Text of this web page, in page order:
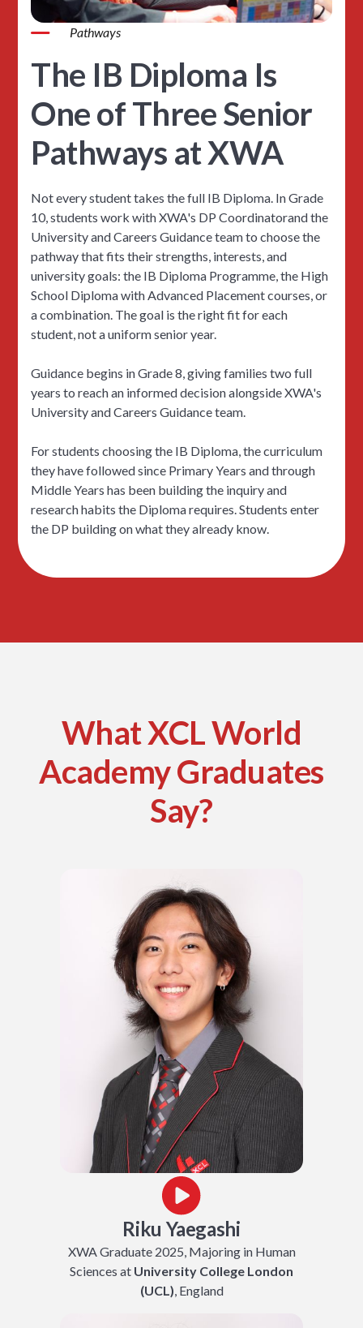
Pathways
The IB Diploma Is
One of Three Senior
Pathways at XWA
Not every student takes the full IB Diploma. In Grade
10, students work with XWA's DP Coordinatorand the
University and Careers Guidance team to choose the
pathway that fits their strengths, interests, and
university goals: the IB Diploma Programme, the High
School Diploma with Advanced Placement courses, or
a combination. The goal is the right fit for each
student, not a uniform senior year.
Guidance begins in Grade 8, giving families two full
years to reach an informed decision alongside XWA's
University and Careers Guidance team.
For students choosing the IB Diploma, the curriculum
they have followed since Primary Years and through
Middle Years has been building the inquiry and
research habits the Diploma requires. Students enter
the DP building on what they already know.
What XCL World
Academy Graduates
Say?
Riku Yaegashi
XWA Graduate 2025, Majoring in Human
Sciences at University College London
(UCL) , England